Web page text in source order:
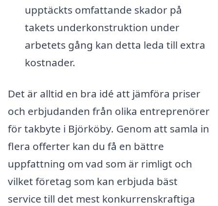
upptäckts omfattande skador på
takets underkonstruktion under
arbetets gång kan detta leda till extra
kostnader.
Det är alltid en bra idé att jämföra priser
och erbjudanden från olika entreprenörer
för takbyte i Björköby. Genom att samla in
flera offerter kan du få en bättre
uppfattning om vad som är rimligt och
vilket företag som kan erbjuda bäst
service till det mest konkurrenskraftiga